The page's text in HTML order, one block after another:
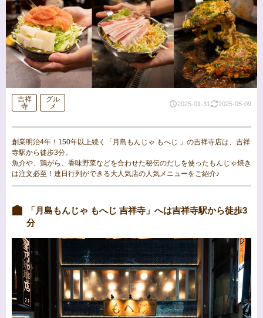
吉祥
寺
グル
メ
2025-01-31 2025-05-09
創業明治4年！150年以上続く「月島もんじゃ もへじ 」の吉祥寺店は、吉祥
寺駅から徒歩3分。
魚介や、鶏がら、香味野菜などを合わせた秘伝のだしを使ったもんじゃ焼き
は注文必至！連日行列ができる大人気店の人気メニューをご紹介♪
「月島もんじゃ もへじ 吉祥寺」へは吉祥寺駅から徒歩3
分